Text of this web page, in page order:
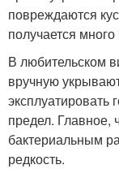
повреждаются
получается
В любительском
вручную
эксплуатировать
предел. Главное,
бактериальным
редкость.